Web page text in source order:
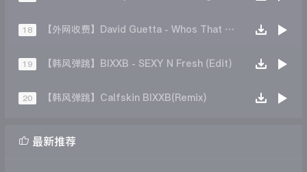
18 【外网收费】David Guetta - Whos That Chick(ft Rihanna) (Diel Remix)
19 【韩风弹跳】BIXXB - SEXY N Fresh (Edit)
20 【韩风弹跳】Calfskin BIXXB(Remix)
 最新推荐